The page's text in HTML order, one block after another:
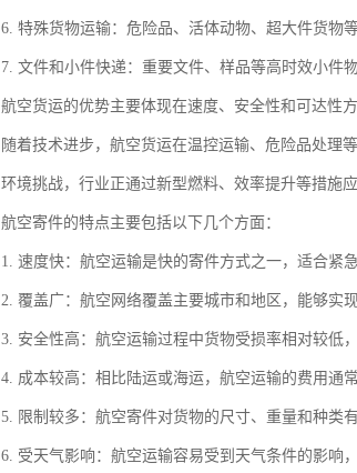
6. 特殊货物运输：危险品、活体动物、超大件货物
7. 文件和小件快递：重要文件、样品等高时效小件
航空货运的优势主要体现在速度、安全性和可达性
随着技术进步，航空货运在温控运输、危险品处理
环境挑战，行业正通过新型燃料、效率提升等措施应
航空寄件的特点主要包括以下几个方面：
1. 速度快：航空运输是快的寄件方式之一，适合紧
2. 覆盖广：航空网络覆盖主要城市和地区，能够实
3. 安全性高：航空运输过程中货物受损率相对较低
4. 成本较高：相比陆运或海运，航空运输的费用通
5. 限制较多：航空寄件对货物的尺寸、重量和种类
6. 受天气影响：航空运输容易受到天气条件的影响